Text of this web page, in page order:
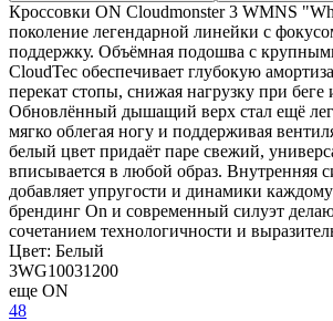
Кроссовки ON Cloudmonster 3 WMNS
поколение легендарной линейки с
поддержку. Объёмная подошва с
CloudTec обеспечивает глубокую
перекат стопы, снижая нагрузку при беге
Обновлённый дышащий верх стал ещё
мягко облегая ногу и поддерживая
белый цвет придаёт паре свежий,
вписывается в любой образ. Внутренняя
добавляет упругости и динамики
брендинг On и современный силуэт
сочетанием технологичности и
Цвет: Белый
3WG10031200
еще ON
48